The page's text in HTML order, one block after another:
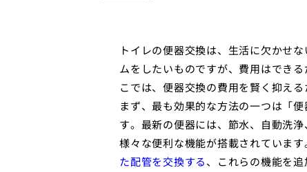
トイレの便器交換は、生活に欠かせ
ムをしたいものですが、費用はでき
こでは、便器交換の費用を賢く抑え
まず、最も効果的な方法の一つは「
す。最新の便器には、節水、自動洗
様々な便利な機能が搭載されています
た配管を交換する、これらの機能を